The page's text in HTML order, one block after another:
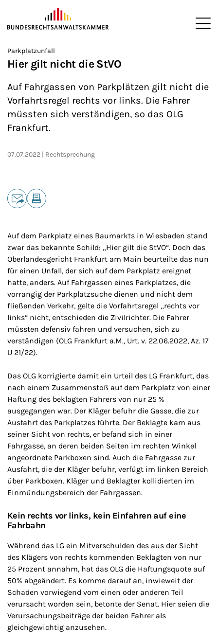
ZUM HAUPTINHALT SPRINGEN
Sie befinden sich hier:
>
Startseite
>
Newsroom
Parkplatzunfall
Hier gilt nicht die StVO
Auf Fahrgassen von Parkplätzen gilt nicht die
Vorfahrtsregel rechts vor links. Die Fahrer
müssten sich verständigen, so das OLG
Frankfurt.
07.07.2022 Rechtsprechung
Teilen
Auf dem Parkplatz eines Baumarkts in Wiesbaden stand
zwar das bekannte Schild: „Hier gilt die StVO“. Doch das
Oberlandesgericht Frankfurt am Main beurteilte das nun
für einen Unfall, der sich auf dem Parkplatz ereignet
hatte, anders. Auf Fahrgassen eines Parkplatzes, die
vorrangig der Parkplatzsuche dienen und nicht dem
fließenden Verkehr, gelte die Vorfahrtsregel „rechts vor
links“ nicht, entschieden die Zivilrichter. Die Fahrer
müssten defensiv fahren und versuchen, sich zu
verständigen (OLG Frankfurt a.M., Urt. v. 22.06.2022, Az. 17
U 21/22).
Das OLG korrigierte damit ein Urteil des LG Frankfurt, das
nach einem Zusammenstoß auf dem Parkplatz von einer
Haftung des beklagten Fahrers von nur 25 %
ausgegangen war. Der Kläger befuhr die Gasse, die zur
Ausfahrt des Parkplatzes führte. Der Beklagte kam aus
seiner Sicht von rechts, er befand sich in einer
Fahrgasse, an deren beiden Seiten im rechten Winkel
angeordnete Parkboxen sind. Auch die Fahrgasse zur
Ausfahrt, die der Kläger befuhr, verfügt im linken Bereich
über Parkboxen. Kläger und Beklagter kollidierten im
Einmündungsbereich der Fahrgassen.
Kein rechts vor links, kein Einfahren auf eine
Fahrbahn
Während das LG ein Mitverschulden des aus der Sicht
des Klägers von rechts kommenden Beklagten von nur
25 Prozent annahm, hat das OLG die Haftungsquote auf
50% abgeändert. Es komme darauf an, inwieweit der
Schaden vorwiegend vom einen oder anderen Teil
verursacht worden sein, betonte der Senat. Hier seien die
Verursachungsbeiträge der beiden Fahrer als
gleichgewichtig anzusehen.